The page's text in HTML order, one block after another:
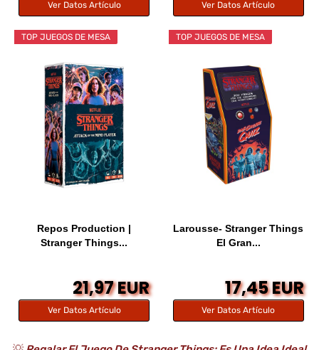
Ver Datos Artículo Ver Datos Artículo
TOP JUEGOS DE MESA
Repos Production |
Stranger Things...
21,97 EUR
Ver Datos Artículo
TOP JUEGOS DE MESA
Larousse- Stranger Things
El Gran...
17,45 EUR
Ver Datos Artículo